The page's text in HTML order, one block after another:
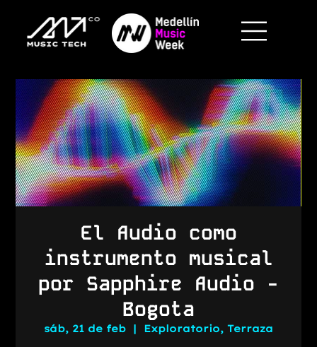
El Audio como
instrumento musical
por Sapphire Audio -
Bogota
sáb, 21 de feb
  |
Exploratorio, Terraza